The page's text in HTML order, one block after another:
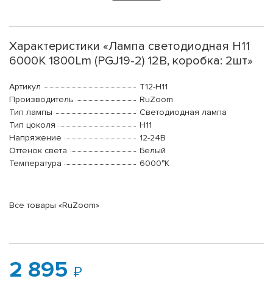
Характеристики «Лампа светодиодная H11
6000K 1800Lm (PGJ19-2) 12В, коробка: 2шт»
Артикул
T12-H11
Производитель
RuZoom
Тип лампы
Светодиодная лампа
Тип цоколя
H11
Напряжение
12-24В
Оттенок света
Белый
Температура
6000°K
Все товары «RuZoom»
2 895